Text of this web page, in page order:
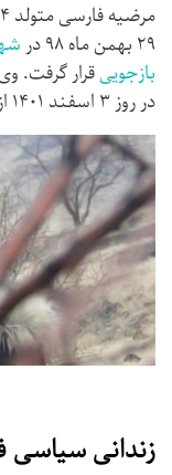
۲۹ بهمن ماه ۹۸ در
بازجویی
در روز ۳ اسفند ۱۴۰۱ از بند زنان زندان اوین آزاد شده بود.
زندانی سیاسی